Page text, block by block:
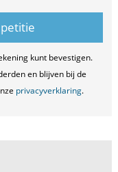
kunt bevestigen.
en blijven bij de
privacyverklaring.